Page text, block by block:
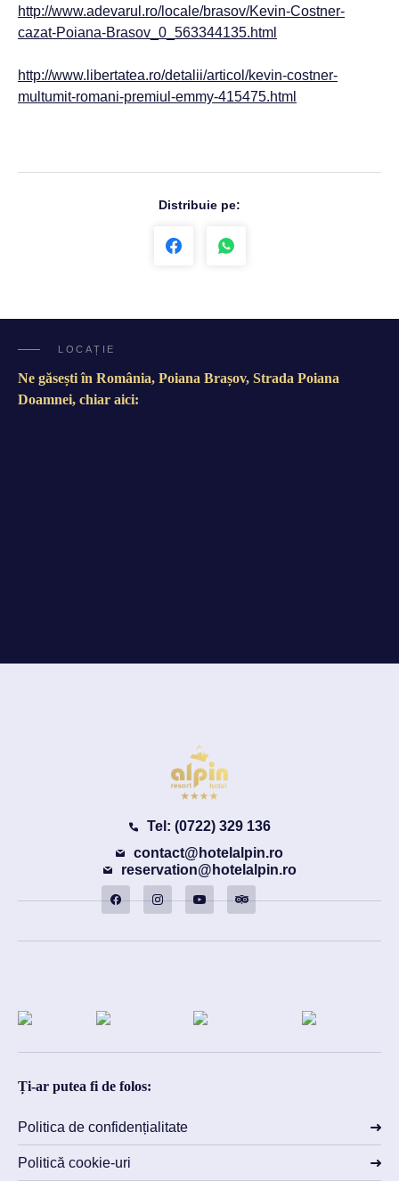
http://www.adevarul.ro/locale/brasov/Kevin-Costner-
cazat-Poiana-Brasov_0_563344135.html
http://www.libertatea.ro/detalii/articol/kevin-costner-
multumit-romani-premiul-emmy-415475.html
Distribuie pe:
LOCAȚIE
Ne găsești în România, Poiana Brașov, Strada Poiana
Doamnei, chiar aici:
Tel: (0722) 329 136
contact@hotelalpin.ro
reservation@hotelalpin.ro
Ți-ar putea fi de folos:
Politica de confidențialitate
Politică cookie-uri